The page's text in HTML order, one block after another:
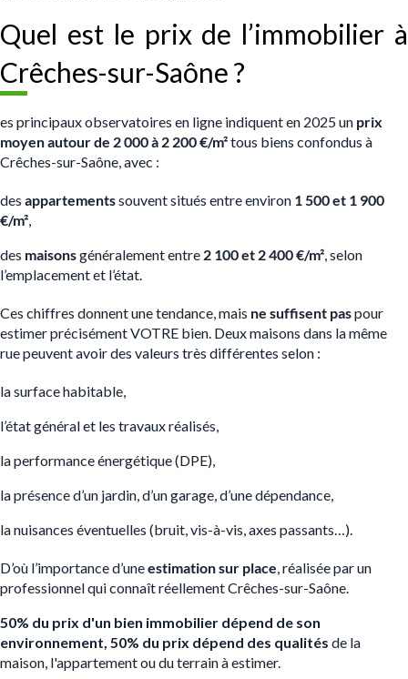
Quel est le prix de l’immobilier à
Crêches-sur-Saône ?
es principaux observatoires en ligne indiquent en 2025 un prix
moyen autour de 2 000 à 2 200 €/m²tous biens confondus à
Crêches-sur-Saône, avec :
des appartementssouvent situés entre environ 1 500 et 1 900
€/m²,
des maisonsgénéralement entre 2 100 et 2 400 €/m², selon
l’emplacement et l’état.
Ces chiffres donnent une tendance, mais ne suffisent paspour
estimer précisément VOTRE bien. Deux maisons dans la même
rue peuvent avoir des valeurs très différentes selon :
la surface habitable,
l’état général et les travaux réalisés,
la performance énergétique (DPE),
la présence d’un jardin, d’un garage, d’une dépendance,
la nuisances éventuelles (bruit, vis-à-vis, axes passants…).
D’où l’importance d’uneestimation sur place, réalisée par un
professionnel qui connaît réellement Crêches-sur-Saône.
50% du prix d'un bien immobilier dépend de son
environnement, 50% du prix dépend des qualités de la
maison, l'appartement ou du terrain à estimer.